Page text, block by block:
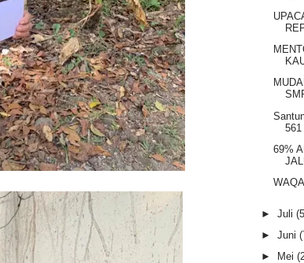
561
69%
► Juli
► Juni
►
Mei